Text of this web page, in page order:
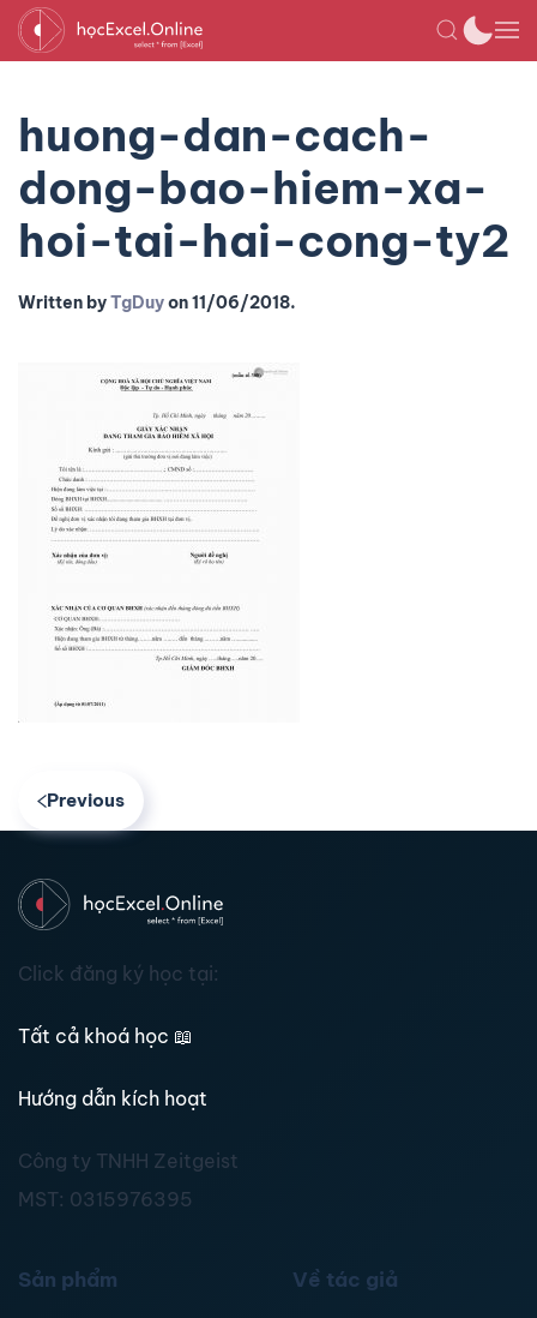
huong-dan-cach-
dong-bao-hiem-xa-
hoi-tai-hai-cong-ty2
Written byTgDuyon11/06/2018.
Previous
Click đăng ký học tại:
Tất cả khoá học 📖
Hướng dẫn kích hoạt
Công ty TNHH Zeitgeist
MST: 0315976395
Sản phẩm Về tác giả